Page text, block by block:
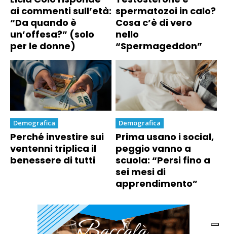
ai commenti sull’età:
“Da quando è
un’offesa?” (solo
per le donne)
spermatozoi in calo?
Cosa c’è di vero
nello
“Spermageddon”
Demografica
Perché investire sui
ventenni triplica il
benessere di tutti
Demografica
Prima usano i social,
peggio vanno a
scuola: “Persi fino a
sei mesi di
apprendimento”